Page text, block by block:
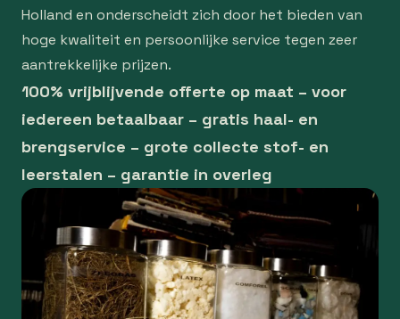
Holland en onderscheidt zich door het bieden van
hoge kwaliteit en persoonlijke service tegen zeer
aantrekkelijke prijzen.
100% vrijblijvende offerte op maat – voor
iedereen betaalbaar – gratis haal- en
brengservice – grote collecte stof- en
leerstalen – garantie in overleg